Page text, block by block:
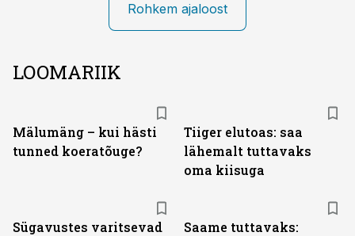
Rohkem ajaloost
LOOMARIIK
Mälumäng – kui hästi
tunned koeratõuge?
Tiiger elutoas: saa
lähemalt tuttavaks
oma kiisuga
Sügavustes varitsevad
Saame tuttavaks: